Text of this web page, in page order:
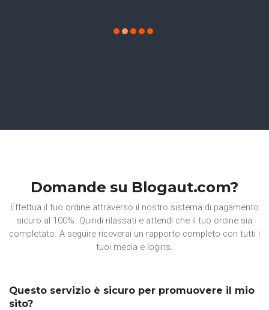
Domande su Blogaut.com?
Effettua il tuo ordine attraverso il nostro sistema di pagamento
sicuro al 100%. Quindi rilassati e attendi che il tuo ordine sia
completato. A seguire riceverai un rapporto completo con tutti i
tuoi media e logins.
Questo servizio è sicuro per promuovere il mio
sito?